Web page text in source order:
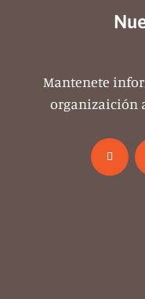
Mantenete
organizaición